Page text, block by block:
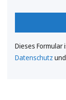
Dieses
Datenschutz und